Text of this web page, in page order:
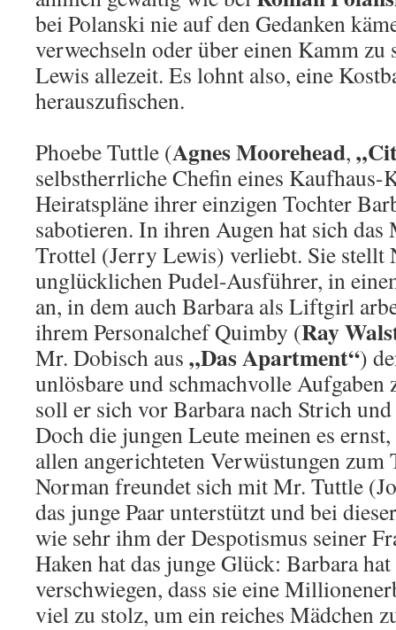
bei Polanski nie auf den Gedanken
verwechseln oder über einen Kamm zu
Lewis allezeit. Es lohnt also, eine
herauszufischen.
Phoebe Tuttle (Agnes Moorehead,
selbstherrliche Chefin eines
Heiratspläne ihrer einzigen Tochter
sabotieren. In ihren Augen hat sich das
Trottel (Jerry Lewis) verliebt. Sie stellt
unglücklichen Pudel-Ausführer, in
an, in dem auch Barbara als Liftgirl
ihrem Personalchef Quimby (Ray
Mr. Dobisch aus „Das Apartment“)
unlösbare und schmachvolle Aufgaben
soll er sich vor Barbara nach Strich
Doch die jungen Leute meinen es
allen angerichteten Verwüstungen zum
Norman freundet sich mit Mr. Tuttle
das junge Paar unterstützt und bei
wie sehr ihm der Despotismus seiner
Haken hat das junge Glück: Barbara
verschwiegen, dass sie eine
viel zu stolz, um ein reiches Mädchen